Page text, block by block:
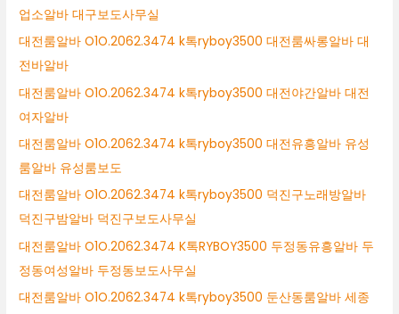
업소알바 대구보도사무실
대전룸알바 O1O.2062.3474 k톡ryboy3500 대전룸싸롱알바 대
전바알바
대전룸알바 O1O.2062.3474 k톡ryboy3500 대전야간알바 대전
여자알바
대전룸알바 O1O.2062.3474 k톡ryboy3500 대전유흥알바 유성
룸알바 유성룸보도
대전룸알바 O1O.2062.3474 k톡ryboy3500 덕진구노래방알바
덕진구밤알바 덕진구보도사무실
대전룸알바 O1O.2062.3474 K톡RYBOY3500 두정동유흥알바 두
정동여성알바 두정동보도사무실
대전룸알바 O1O.2062.3474 k톡ryboy3500 둔산동룸알바 세종